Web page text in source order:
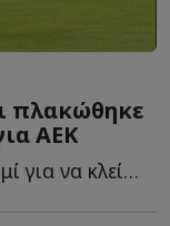
πλακώθηκε
ΑΕΚ
Χρησιμοποιεί το μεγάλο του κορμί για να κλείσει χώρους, ν...